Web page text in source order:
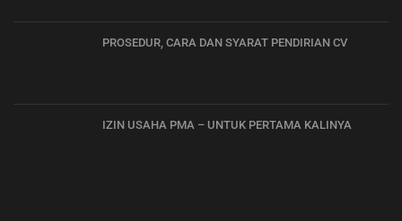
PROSEDUR, CARA DAN SYARAT PENDIRIAN CV
IZIN USAHA PMA – UNTUK PERTAMA KALINYA